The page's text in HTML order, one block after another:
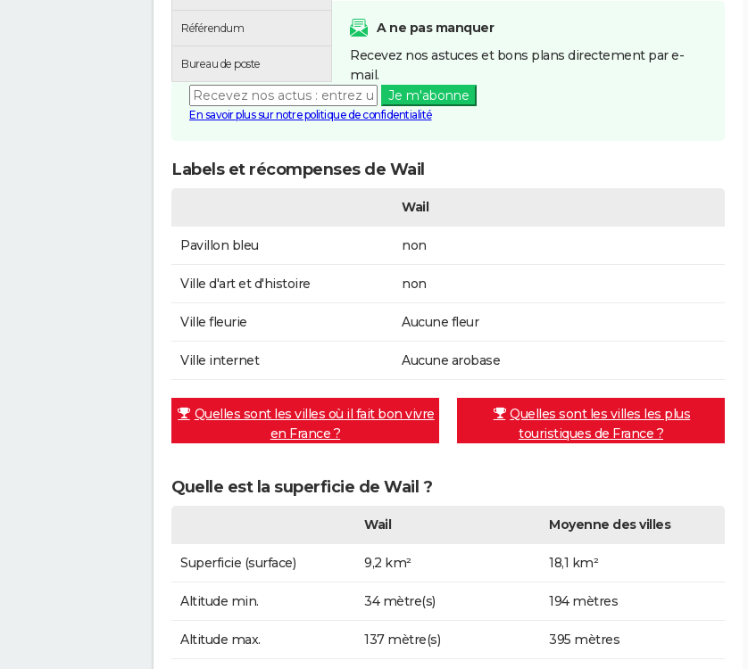
Référendum
Bureau de poste
A ne pas manquer
Recevez nos astuces et bons plans directement par e-
mail.
Je m'abonne
En savoir plus sur notre politique de confidentialité
Labels et récompenses de Wail
Wail
Pavillon bleu non
Ville d'art et d'histoire non
Ville fleurie Aucune fleur
Ville internet Aucune arobase
Quelles sont les villes où il fait bon vivre
en France ?
Quelles sont les villes les plus
touristiques de France ?
Quelle est la superficie de Wail ?
Wail Moyenne des villes
Superficie (surface) 9,2 km² 18,1 km²
Altitude min. 34 mètre(s) 194 mètres
Altitude max. 137 mètre(s) 395 mètres